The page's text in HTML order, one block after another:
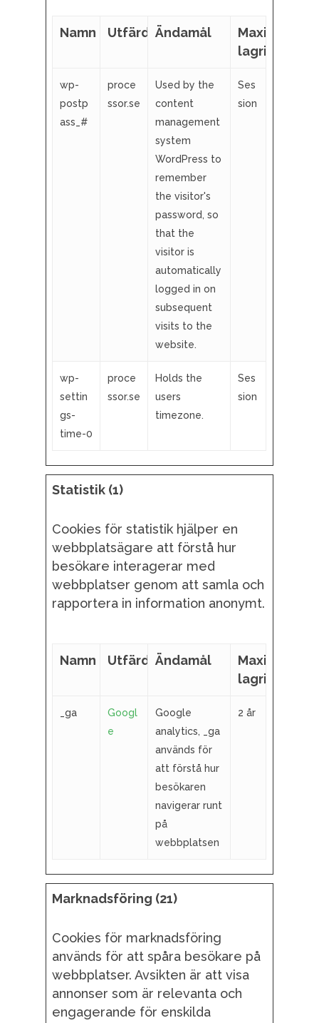
Namn UtfärdareÄndamål
Maximal
lagringstid
wp-
postp
ass_#
proce
ssor.se
Used by the
content
management
system
WordPress to
remember
the visitor's
password, so
that the
visitor is
automatically
logged in on
subsequent
visits to the
website.
Ses
sion
wp-
settin
gs-
time-0
proce
ssor.se
Holds the
users
timezone.
Ses
sion
Statistik (1)
Cookies för statistik hjälper en
webbplatsägare att förstå hur
besökare interagerar med
webbplatser genom att samla och
rapportera in information anonymt.
Namn UtfärdareÄndamål
Maximal
lagringstid
_ga
Googl
e
Google
analytics, _ga
används för
att förstå hur
besökaren
navigerar runt
på
webbplatsen
2 år
Marknadsföring (21)
Cookies för marknadsföring
används för att spåra besökare på
webbplatser. Avsikten är att visa
annonser som är relevanta och
engagerande för enskilda